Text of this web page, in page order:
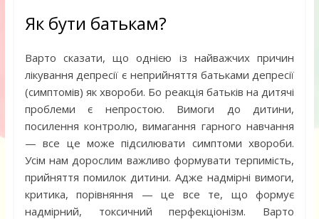
Як бути батькам?
Варто сказати, що однією із найважчих причин
лікування депресії є неприйняття батьками депресії
(симптомів) як хвороби. Бо реакція батьків на дитячі
проблеми є непростою. Вимоги до дитини,
посилення контролю, вимагання гарного навчання
— все це може підсилювати симптоми хвороби.
Усім нам дорослим важливо формувати терпимість,
прийняття помилок дитини. Адже надмірні вимоги,
критика, порівняння — це все те, що формує
надмірний, токсичний перфекціонізм. Варто